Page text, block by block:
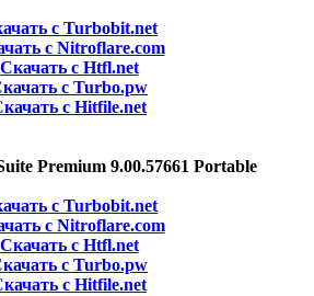
с Turbobit.net
с Nitroflare.com
Скачать с Htfl.net
с Turbo.pw
с Hitfile.net
Premium 9.00.57661 Portable
с Turbobit.net
с Nitroflare.com
Скачать с Htfl.net
с Turbo.pw
с Hitfile.net